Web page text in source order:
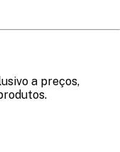
a preços,